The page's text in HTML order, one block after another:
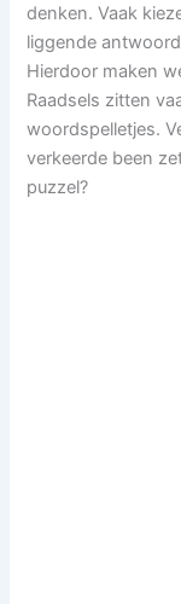
denken. Vaak
liggende
Hierdoor maken
Raadsels zitten
woordspelletjes.
verkeerde been
puzzel?